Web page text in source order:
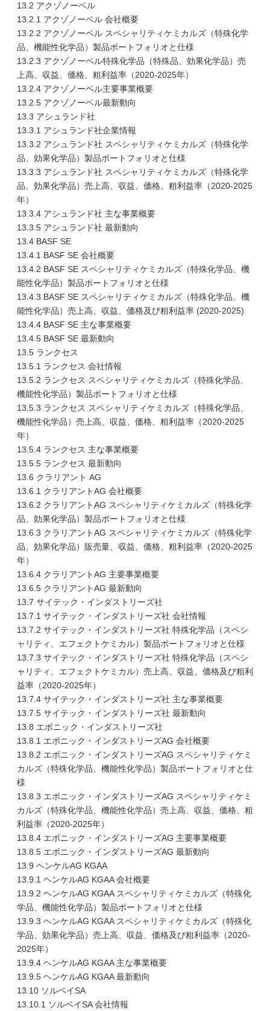
13.2 アクゾノーベル
13.2.1 アクゾノーベル 会社概要
13.2.2 アクゾノーベル スペシャリティケミカルズ（特殊化学
品、機能性化学品）製品ポートフォリオと仕様
13.2.3 アクゾノーベル特殊化学品（特殊品、効果化学品）売
上高、収益、価格、粗利益率（2020-2025年）
13.2.4 アクゾノーベル主要事業概要
13.2.5 アクゾノーベル最新動向
13.3 アシュランド社
13.3.1 アシュランド社企業情報
13.3.2 アシュランド社 スペシャリティケミカルズ（特殊化学
品、効果化学品）製品ポートフォリオと仕様
13.3.3 アシュランド社 スペシャリティケミカルズ（特殊化学
品、効果化学品）売上高、収益、価格、粗利益率（2020-2025
年）
13.3.4 アシュランド社 主な事業概要
13.3.5 アシュランド社 最新動向
13.4 BASF SE
13.4.1 BASF SE 会社概要
13.4.2 BASF SE スペシャリティケミカルズ（特殊化学品、機
能性化学品）製品ポートフォリオと仕様
13.4.3 BASF SE スペシャリティケミカルズ（特殊化学品、機
能性化学品）売上高、収益、価格及び粗利益率 (2020-2025)
13.4.4 BASF SE 主な事業概要
13.4.5 BASF SE 最新動向
13.5 ランクセス
13.5.1 ランクセス 会社情報
13.5.2 ランクセス スペシャリティケミカルズ（特殊化学品、
機能性化学品）製品ポートフォリオと仕様
13.5.3 ランクセス スペシャリティケミカルズ（特殊化学品、
機能性化学品）売上高、収益、価格、粗利益率（2020-2025
年）
13.5.4 ランクセス 主な事業概要
13.5.5 ランクセス 最新動向
13.6 クラリアント AG
13.6.1 クラリアントAG 会社概要
13.6.2 クラリアントAG スペシャリティケミカルズ（特殊化学
品、効果化学品）製品ポートフォリオと仕様
13.6.3 クラリアントAG スペシャリティケミカルズ（特殊化学
品、効果化学品）販売量、収益、価格、粗利益率（2020-2025
年）
13.6.4 クラリアントAG 主要事業概要
13.6.5 クラリアントAG 最新動向
13.7 サイテック・インダストリーズ社
13.7.1 サイテック・インダストリーズ社 会社情報
13.7.2 サイテック・インダストリーズ社 特殊化学品（スペシ
ャリティ、エフェクトケミカル）製品ポートフォリオと仕様
13.7.3 サイテック・インダストリーズ社 特殊化学品（スペシ
ャリティ、エフェクトケミカル）売上高、収益、価格及び粗利
益率（2020-2025年）
13.7.4 サイテック・インダストリーズ社 主な事業概要
13.7.5 サイテック・インダストリーズ社 最新動向
13.8 エボニック・インダストリーズ社
13.8.1 エボニック・インダストリーズAG 会社概要
13.8.2 エボニック・インダストリーズAG スペシャリティケミ
カルズ（特殊化学品、機能性化学品）製品ポートフォリオと仕
様
13.8.3 エボニック・インダストリーズAG スペシャリティケミ
カルズ（特殊化学品、機能性化学品）売上高、収益、価格、粗
利益率（2020-2025年）
13.8.4 エボニック・インダストリーズAG 主要事業概要
13.8.5 エボニック・インダストリーズAG 最新動向
13.9 ヘンケルAG KGAA
13.9.1 ヘンケルAG KGAA 会社概要
13.9.2 ヘンケルAG KGAA スペシャリティケミカルズ（特殊化
学品、機能性化学品）製品ポートフォリオと仕様
13.9.3 ヘンケルAG KGAA スペシャリティケミカルズ（特殊化
学品、効果化学品）売上高、収益、価格及び粗利益率（2020-
2025年）
13.9.4 ヘンケルAG KGAA 主な事業概要
13.9.5 ヘンケルAG KGAA 最新動向
13.10 ソルベイSA
13.10.1 ソルベイSA 会社情報